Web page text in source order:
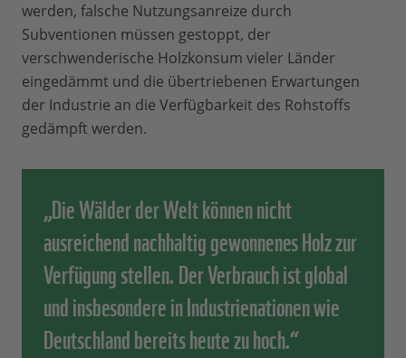
werden, falsche Nutzungsanreize durch
Subventionen müssen gestoppt, der
verschwenderische Holzkonsum vieler Länder
eingedämmt und die übertriebenen Erwartungen
der Industrie an die Verfügbarkeit des Rohstoffs
gedämpft werden.
„Die Wälder der Welt können nicht
ausreichend nachhaltig gewonnenes Holz zur
Verfügung stellen. Der Verbrauch ist global
und insbesondere in Industrienationen wie
Deutschland bereits heute zu hoch.“